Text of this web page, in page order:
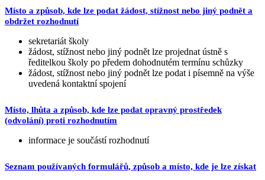
Místo a způsob, kde lze podat žádost, stížnost nebo jiný podnět a
obdržet rozhodnutí
sekretariát školy
žádost, stížnost nebo jiný podnět lze projednat ústně s
ředitelkou školy po předem dohodnutém termínu schůzky
žádost, stížnost nebo jiný podnět lze podat i písemně na výše
uvedená kontaktní spojení
Místo, lhůta a způsob, kde lze podat opravný prostředek
(odvolání) proti rozhodnutím
informace je součástí rozhodnutí
Seznam používaných formulářů, způsob a místo, kde je lze získat